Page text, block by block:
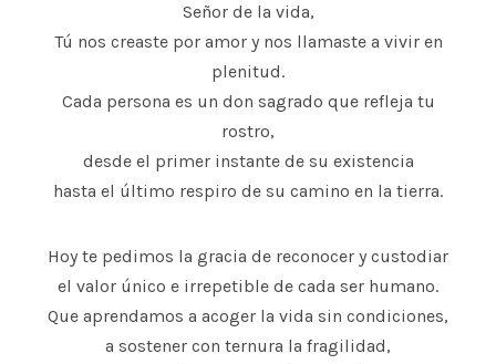
Señor de la vida,
Tú nos creaste por amor y nos llamaste a vivir en
plenitud.
Cada persona es un don sagrado que refleja tu
rostro,
desde el primer instante de su existencia
hasta el último respiro de su camino en la tierra.
Hoy te pedimos la gracia de reconocer y custodiar
el valor único e irrepetible de cada ser humano.
Que aprendamos a acoger la vida sin condiciones,
a sostener con ternura la fragilidad,